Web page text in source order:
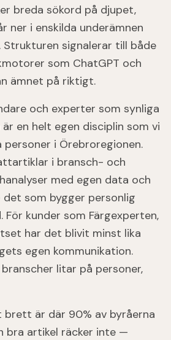
breda sökord på djupet,
ner i enskilda underämnen
Strukturen signalerar till både
som ChatGPT och
ämnet på riktigt.
och experter som synliga
en helt egen disciplin som vi
i Örebroregionen.
i bransch- och
med egen data och
som bygger personlig
kunder som Färgexperten,
har det blivit minst lika
egen kommunikation.
litar på personer,
är där 90% av byråerna
bra artikel räcker inte —